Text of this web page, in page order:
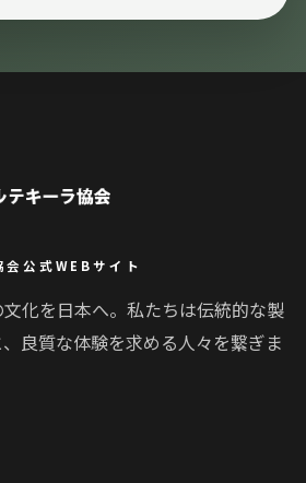
会公式WEBサイト
化を日本へ。私たちは伝統的な製
良質な体験を求める人々を繋ぎま